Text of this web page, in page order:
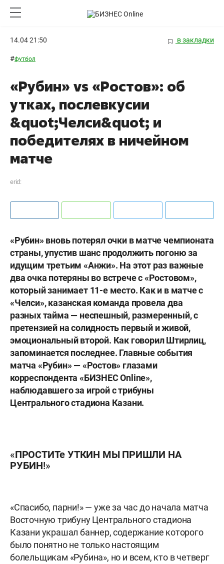
14.04 21:50 в закладки
#футбол
«Рубин» vs «Ростов»: об
утках, послевкусии
&quot;Челси&quot; и
победителях в ничейном
матче
erid:
«Рубин» вновь потерял очки в матче чемпионата
страны, упустив шанс продолжить погоню за
идущим третьим «Анжи». На этот раз важные
два очка потеряны во встрече с «Ростовом»,
который занимает 11-е место. Как и в матче с
«Челси», казанская команда провела два
разных тайма — неспешный, размеренный, с
претензией на солидность первый и живой,
эмоциональный второй. Как говорил Штирлиц,
запоминается последнее. Главные события
матча «Рубин» — «Ростов» глазами
корреспондента «БИЗНЕСOnline»,
наблюдавшего за игрой с трибуны
Центрального стадиона Казани.
«ПРОСТИТе УТКИН МЫ ПРИШЛИ НА
РУБИН!»
«Спасибо, парни!» — уже за час до начала матча
Восточную трибуну Центрального стадиона
Казани украшал баннер, содержание которого
было понятно не только настоящим
болельщикам «Рубина», но и всем, кто в четверг